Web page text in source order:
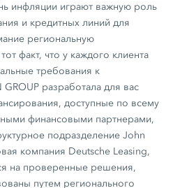
инфляции играют важную роль
и кредитных линий для
региональную
факт, что у каждого клиента
требования к
разработала для вас
доступные по всему
финансовыми партнерами,
подразделение John
компания Deutsche Leasing,
на проверенные решения,
путем регионального